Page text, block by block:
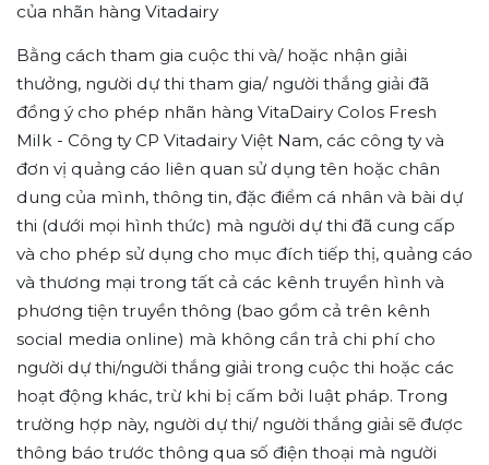
của nhãn hàng Vitadairy
Bằng cách tham gia cuộc thi và/ hoặc nhận giải
thưởng, người dự thi tham gia/ người thắng giải đã
đồng ý cho phép nhãn hàng VitaDairy Colos Fresh
Milk - Công ty CP Vitadairy Việt Nam, các công ty và
đơn vị quảng cáo liên quan sử dụng tên hoặc chân
dung của mình, thông tin, đặc điểm cá nhân và bài dự
thi (dưới mọi hình thức) mà người dự thi đã cung cấp
và cho phép sử dụng cho mục đích tiếp thị, quảng cáo
và thương mại trong tất cả các kênh truyền hình và
phương tiện truyền thông (bao gồm cả trên kênh
social media online) mà không cần trả chi phí cho
người dự thi/người thắng giải trong cuộc thi hoặc các
hoạt động khác, trừ khi bị cấm bởi luật pháp. Trong
trường hợp này, người dự thi/ người thắng giải sẽ được
thông báo trước thông qua số điện thoại mà người